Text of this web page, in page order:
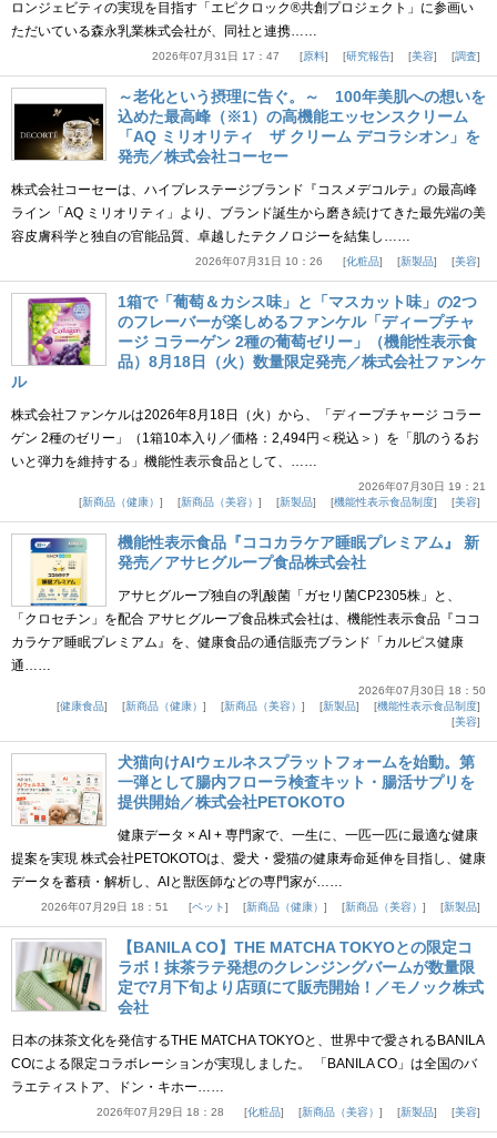
ロンジェビティの実現を目指す「エピクロック®共創プロジェクト」に参画い
ただいている森永乳業株式会社が、同社と連携……
2026年07月31日 17：47 原料 研究報告 美容 調査
～老化という摂理に告ぐ。～ 100年美肌への想いを
込めた最高峰（※1）の高機能エッセンスクリーム
「AQ ミリオリティ ザ クリーム デコラシオン」を
発売／株式会社コーセー
株式会社コーセーは、ハイプレステージブランド『コスメデコルテ』の最高峰
ライン「AQ ミリオリティ」より、ブランド誕生から磨き続けてきた最先端の美
容皮膚科学と独自の官能品質、卓越したテクノロジーを結集し……
2026年07月31日 10：26 化粧品 新製品 美容
1箱で「葡萄＆カシス味」と「マスカット味」の2つ
のフレーバーが楽しめるファンケル「ディープチャ
ージ コラーゲン 2種の葡萄ゼリー」（機能性表示食
品）8月18日（火）数量限定発売／株式会社ファンケ
ル
株式会社ファンケルは2026年8月18日（火）から、「ディープチャージ コラー
ゲン 2種のゼリー」（1箱10本入り／価格：2,494円＜税込＞）を「肌のうるお
いと弾力を維持する」機能性表示食品として、……
2026年07月30日 19：21
新商品（健康）
新商品（美容） 新製品 機能性表示食品制度 美容
機能性表示食品『ココカラケア睡眠プレミアム』 新
発売／アサヒグループ食品株式会社
アサヒグループ独自の乳酸菌「ガセリ菌CP2305株」と、
「クロセチン」を配合 アサヒグループ食品株式会社は、機能性表示食品『ココ
カラケア睡眠プレミアム』を、健康食品の通信販売ブランド「カルピス健康
通……
2026年07月30日 18：50
健康食品
新商品（健康） 新商品（美容） 新製品
機能性表示食品制度
美容
犬猫向けAIウェルネスプラットフォームを始動。第
一弾として腸内フローラ検査キット・腸活サプリを
提供開始／株式会社PETOKOTO
健康データ × AI + 専門家で、一生に、一匹一匹に最適な健康
提案を実現 株式会社PETOKOTOは、愛犬・愛猫の健康寿命延伸を目指し、健康
データを蓄積・解析し、AIと獣医師などの専門家が……
2026年07月29日 18：51 ペット 新商品（健康） 新商品（美容） 新製品
【BANILA CO】THE MATCHA TOKYOとの限定コ
ラボ！抹茶ラテ発想のクレンジングバームが数量限
定で7月下旬より店頭にて販売開始！／モノック株式
会社
日本の抹茶文化を発信するTHE MATCHA TOKYOと、世界中で愛されるBANILA
COによる限定コラボレーションが実現しました。 「BANILA CO」は全国のバ
ラエティストア、ドン・キホー……
2026年07月29日 18：28 化粧品 新商品（美容） 新製品 美容